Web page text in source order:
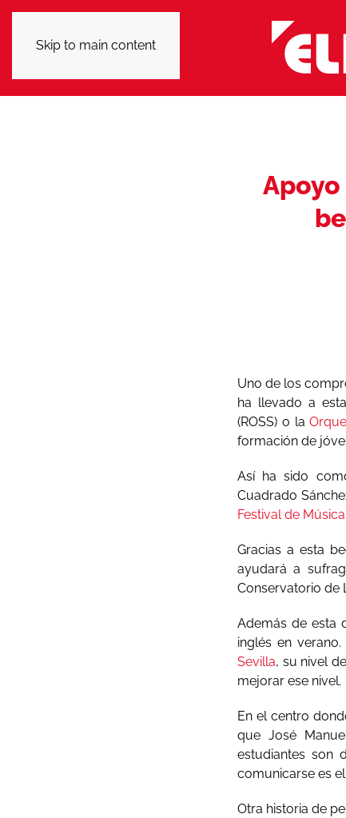
Skip to main content
Uno de los
ha llevado a
(ROSS) o la
formación de
Así ha sido
Cuadrado
Festival de
Gracias a esta
ayudará a
Conservatorio de
Además de esta
inglés en
Sevilla, su nivel
mejorar ese nivel.
En el centro
que José
estudiantes son
comunicarse es
Otra historia de